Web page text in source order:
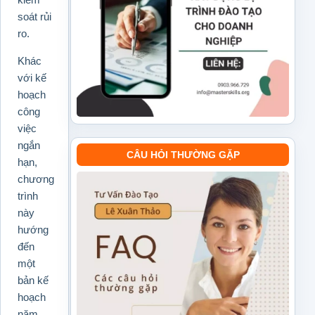
soát rủi
ro.
Khác
với kế
hoạch
công
việc
ngắn
hạn,
chương
trình
này
hướng
đến
một
bản kế
hoạch
CÂU HỎI THƯỜNG GẶP